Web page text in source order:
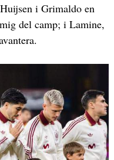
i Grimaldo en
del camp; i Lamine,